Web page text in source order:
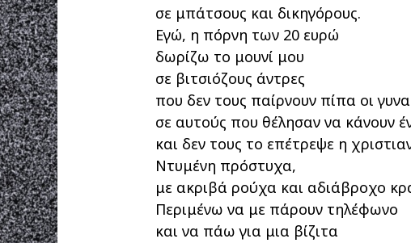
σε μπάτσους και δικηγόρους.
Εγώ, η πόρνη των 20 ευρώ
δωρίζω το μουνί μου
σε βιτσιόζους άντρες
που δεν τους παίρνουν πίπα οι
σε αυτούς που θέλησαν να κάνουν
και δεν τους το επέτρεψε η
Ντυμένη πρόστυχα,
με ακριβά ρούχα και αδιάβροχο
Περιμένω να με πάρουν τηλέφωνο
και να πάω για μια βίζιτα